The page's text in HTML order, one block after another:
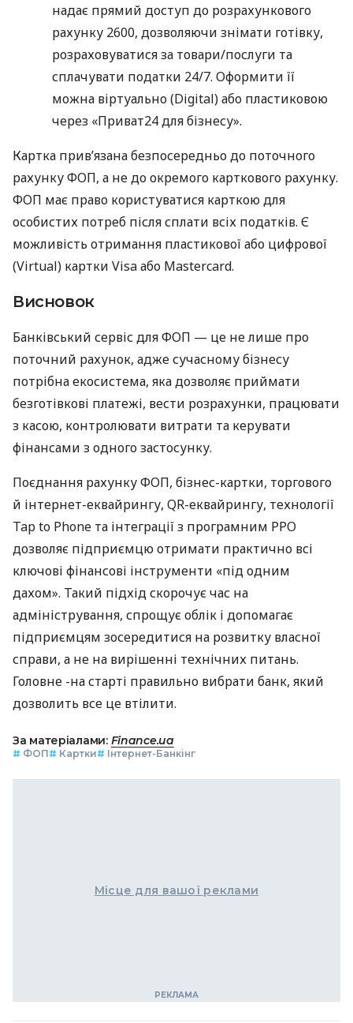
надає прямий доступ до розрахункового
рахунку 2600, дозволяючи знімати готівку,
розраховуватися за товари/послуги та
сплачувати податки 24/7. Оформити її
можна віртуально (Digital) або пластиковою
через «Приват24 для бізнесу».
Картка прив’язана безпосередньо до поточного
рахунку ФОП, а не до окремого карткового рахунку.
ФОП має право користуватися карткою для
особистих потреб після сплати всіх податків. Є
можливість отримання пластикової або цифрової
(Virtual) картки Visa або Mastercard.
Висновок
Банківський сервіс для ФОП — це не лише про
поточний рахунок, адже сучасному бізнесу
потрібна екосистема, яка дозволяє приймати
безготівкові платежі, вести розрахунки, працювати
з касою, контролювати витрати та керувати
фінансами з одного застосунку.
Поєднання рахунку ФОП, бізнес-картки, торгового
й інтернет-еквайрингу, QR-еквайрингу, технології
Tap to Phone та інтеграції з програмним РРО
дозволяє підприємцю отримати практично всі
ключові фінансові інструменти «під одним
дахом». Такий підхід скорочує час на
адміністрування, спрощує облік і допомагає
підприємцям зосередитися на розвитку власної
справи, а не на вирішенні технічних питань.
Головне -на старті правильно вибрати банк, який
дозволить все це втілити.
За матеріалами: Finance.ua
# ФОП# Картки# Інтернет-Банкінг
Місце для вашої реклами